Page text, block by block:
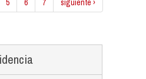
5 6 7 siguiente ›